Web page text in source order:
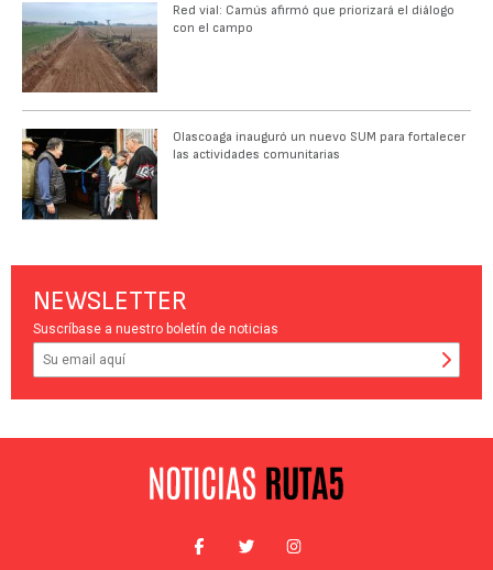
Red vial: Camús afirmó que priorizará el diálogo
con el campo
Olascoaga inauguró un nuevo SUM para fortalecer
las actividades comunitarias
NEWSLETTER
Suscríbase a nuestro boletín de noticias